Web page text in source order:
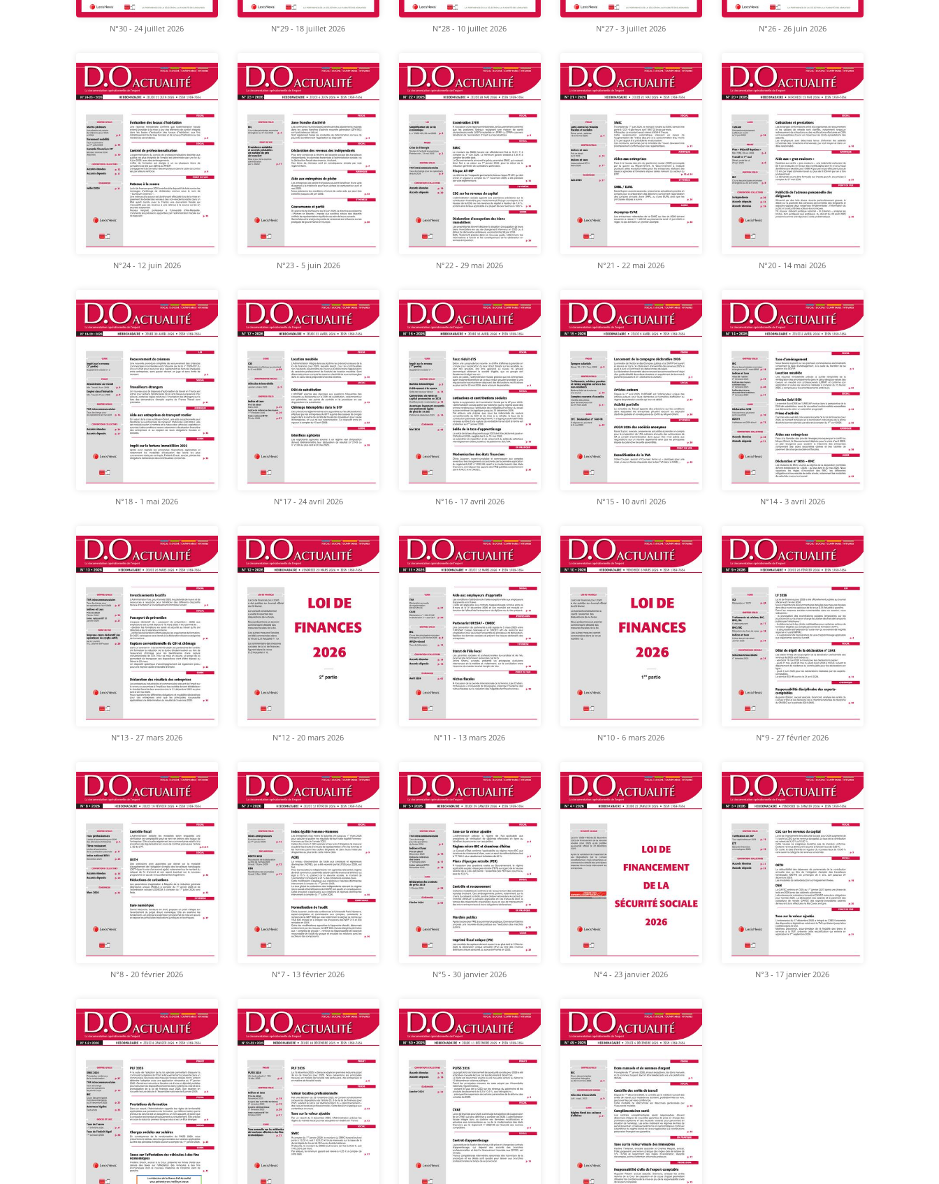
N°30 - 24 juillet 2026 N°29 - 18 juillet 2026 N°28 - 10 juillet 2026 N°27 - 3 juillet 2026 N°26 - 26 juin 2026
N°24 - 12 juin 2026 N°23 - 5 juin 2026 N°22 - 29 mai 2026 N°21 - 22 mai 2026 N°20 - 14 mai 2026
N°18 - 1 mai 2026 N°17 - 24 avril 2026 N°16 - 17 avril 2026 N°15 - 10 avril 2026 N°14 - 3 avril 2026
N°13 - 27 mars 2026 N°12 - 20 mars 2026 N°11 - 13 mars 2026 N°10 - 6 mars 2026 N°9 - 27 février 2026
N°8 - 20 février 2026 N°7 - 13 février 2026 N°5 - 30 janvier 2026 N°4 - 23 janvier 2026 N°3 - 17 janvier 2026